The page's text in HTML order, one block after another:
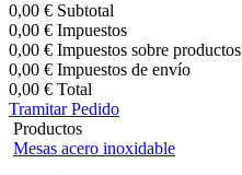
0,00 € Subtotal
0,00 € Impuestos
0,00 € Impuestos sobre productos
0,00 € Impuestos de envío
0,00 € Total
Tramitar Pedido
Productos
Mesas acero inoxidable